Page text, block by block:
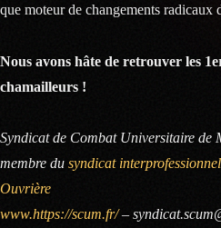
que moteur de changements radicaux
Nous avons hâte de retrouver les
chamailleurs !
Syndicat de Combat Universitaire de
membre du syndicat
Ouvrière
www.https://scum.fr/–